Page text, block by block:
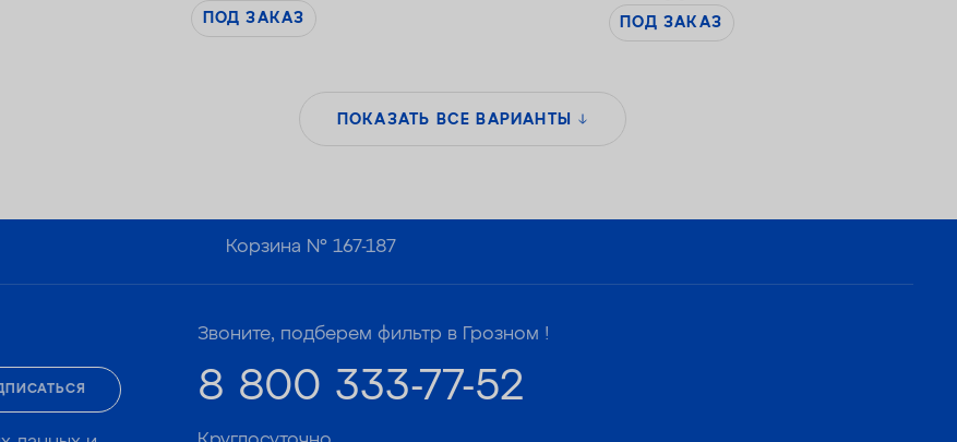
ПОД ЗАКАЗ ПОД ЗАКАЗ
ПОКАЗАТЬ ВСЕ ВАРИАНТЫ
Корзина №167-187
Звоните, подберем фильтр в Грозном !
8 800 333-77-52